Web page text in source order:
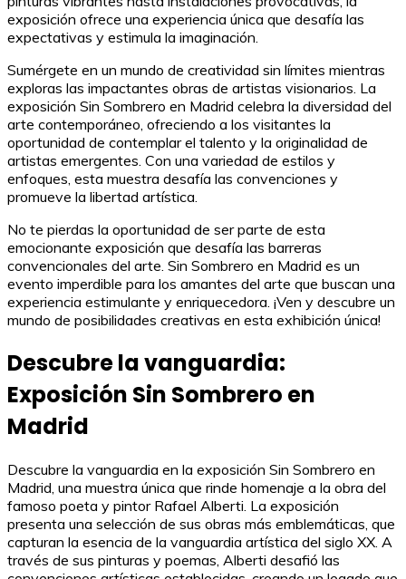
exposición ofrece una experiencia única que desafía las
expectativas y estimula la imaginación.
Sumérgete en un mundo de creatividad sin límites mientras
exploras las impactantes obras de artistas visionarios. La
exposición Sin Sombrero en Madrid celebra la diversidad del
arte contemporáneo, ofreciendo a los visitantes la
oportunidad de contemplar el talento y la originalidad de
artistas emergentes. Con una variedad de estilos y
enfoques, esta muestra desafía las convenciones y
promueve la libertad artística.
No te pierdas la oportunidad de ser parte de esta
emocionante exposición que desafía las barreras
convencionales del arte. Sin Sombrero en Madrid es un
evento imperdible para los amantes del arte que buscan una
experiencia estimulante y enriquecedora. ¡Ven y descubre un
mundo de posibilidades creativas en esta exhibición única!
Descubre la vanguardia:
Exposición Sin Sombrero en
Madrid
Descubre la vanguardia en la exposición Sin Sombrero en
Madrid, una muestra única que rinde homenaje a la obra del
famoso poeta y pintor Rafael Alberti. La exposición
presenta una selección de sus obras más emblemáticas, que
capturan la esencia de la vanguardia artística del siglo XX. A
través de sus pinturas y poemas, Alberti desafió las